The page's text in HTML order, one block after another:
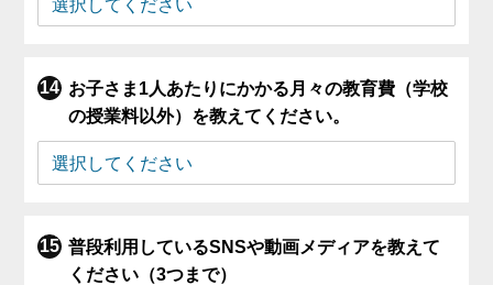
お子さま1人あたりにかかる月々の教育費（学校
の授業料以外）を教えてください。
普段利用しているSNSや動画メディアを教えて
ください（3つまで）